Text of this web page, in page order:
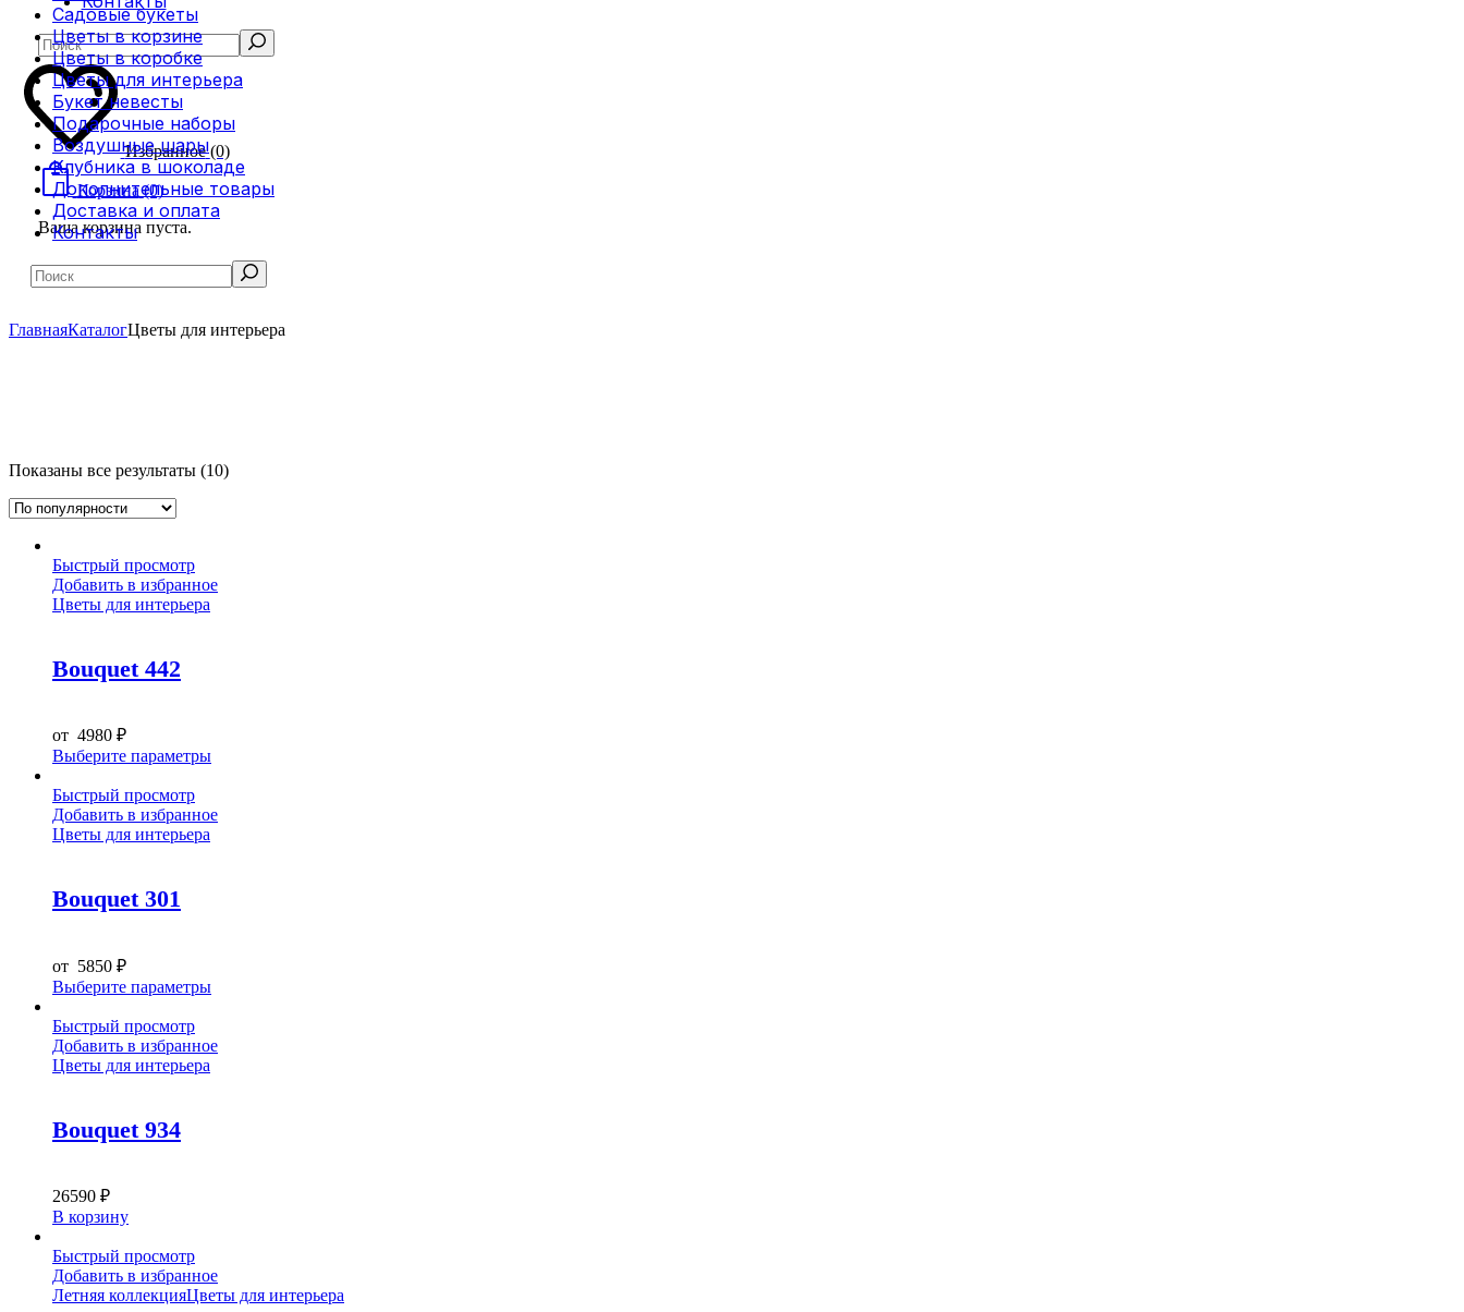
Search
Избранное (0)
Корзина (0)
Ваша корзина пуста.
Садовые букеты
Цветы в корзине
Цветы в коробке
Цветы для интерьера
Букет невесты
Подарочные наборы
Воздушные шары
Клубника в шоколаде
Дополнительные товары
Доставка и оплата
Контакты
Search
ГлавнаяКаталогЦветы для интерьера
Показаны все результаты (10)Сортировка:
Быстрый просмотр
Добавить в избранное
Цветы для интерьера
Bouquet 442
от 4980 ₽
Выберите параметрыЭтот
несколько
Быстрый просмотр
Добавить в избранное
Цветы для интерьера
Bouquet 301
от 5850 ₽
Выберите параметрыЭтот
несколько
Быстрый просмотр
Добавить в избранное
Цветы для интерьера
Bouquet 934
26590 ₽
В корзину
Быстрый просмотр
Добавить в избранное
Летняя коллекцияЦветы для интерьера